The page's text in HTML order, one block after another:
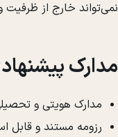
نمی‌تواند خارج از
مدارک
مدارک هویتی و
رزومه مستند و قابل